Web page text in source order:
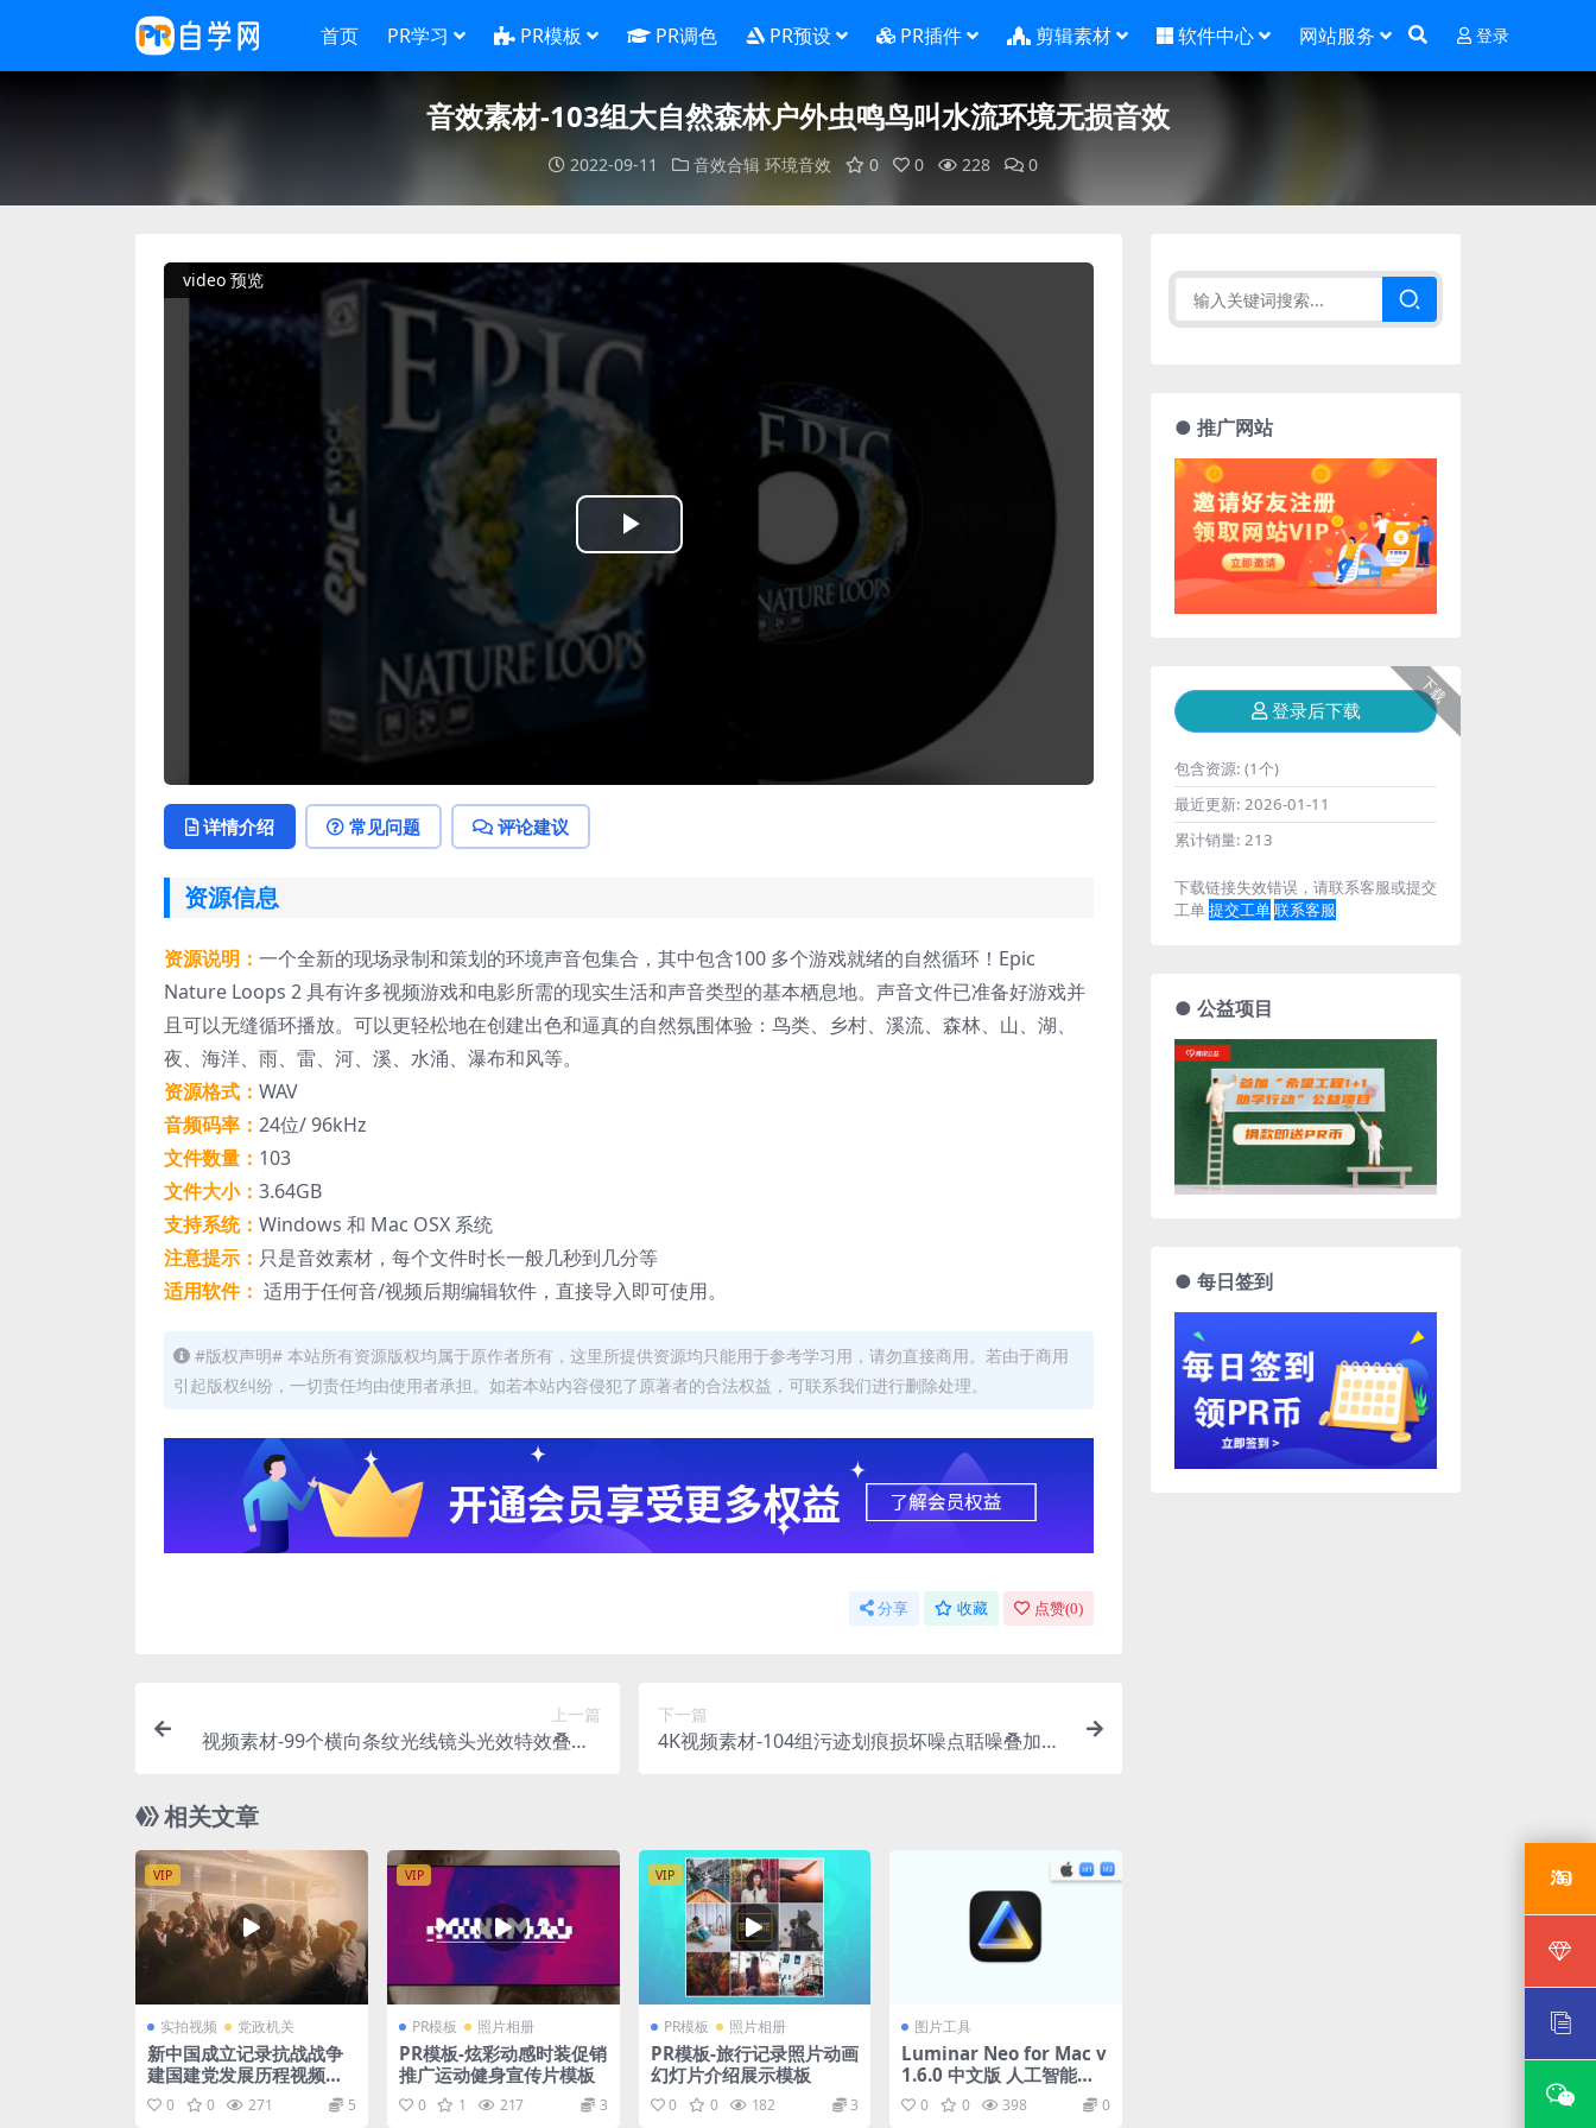
首页 PR学习 PR模板 PR调色 PR预设 PR插件 剪辑素材 软件中心 网站服务 登录
音效素材-103组大自然森林户外虫鸣鸟叫水流环境无损音效
2022-09-11 音效合辑 环境音效 0 0 228 0
video 预览
Play
Video
详情介绍 常见问题 评论建议
资源信息
资源说明： 一个全新的现场录制和策划的环境声音包集合，其中包含100 多个游戏就绪的自然循环！Epic
Nature Loops 2 具有许多视频游戏和电影所需的现实生活和声音类型的基本栖息地。声音文件已准备好游戏并
且可以无缝循环播放。可以更轻松地在创建出色和逼真的自然氛围体验：鸟类、乡村、溪流、森林、山、湖、
夜、海洋、雨、雷、河、溪、水涌、瀑布和风等。
资源格式： WAV
音频码率： 24位/ 96kHz
文件数量： 103
文件大小： 3.64GB
支持系统： Windows 和 Mac OSX 系统
注意提示： 只是音效素材，每个文件时长一般几秒到几分等
适用软件： 适用于任何音/视频后期编辑软件，直接导入即可使用。
#版权声明# 本站所有资源版权均属于原作者所有，这里所提供资源均只能用于参考学习用，请勿直接商用。若由于商用
引起版权纠纷，一切责任均由使用者承担。如若本站内容侵犯了原著者的合法权益，可联系我们进行删除处理。
分享 收藏 点赞(0)
上一篇
视频素材-99个横向条纹光线镜头光效特效叠加4
下一篇
4K视频素材-104组污迹划痕损坏噪点聒噪叠加特
相关文章
VIP
实拍视频 党政机关
新中国成立记录抗战战争
建国建党发展历程视频素
材 0 0 271 5
VIP
PR模板 照片相册
PR模板-炫彩动感时装促销
推广运动健身宣传片模板
0 1 217 3
VIP
PR模板 照片相册
PR模板-旅行记录照片动画
幻灯片介绍展示模板
0 0 182 3
图片工具
Luminar Neo for Mac v
1.6.0 中文版 人工智能图
像处理软件
0 0 398 0
● 推广网站
下载
登录后下载
包含资源: (1个)
最近更新: 2026-01-11
累计销量: 213
下载链接失效错误，请联系客服或提交
工单提交工单联系客服
● 公益项目
● 每日签到